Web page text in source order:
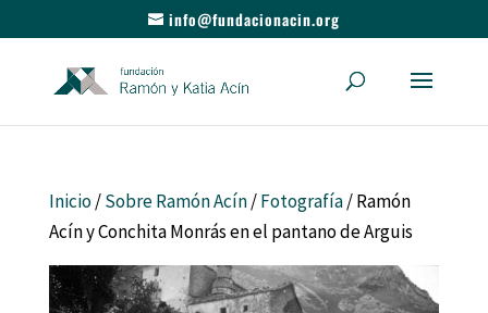
info@fundacionacin.org
Inicio/Sobre Ramón Acín/Fotografía/ Ramón
Acín y Conchita Monrás en el pantano de Arguis